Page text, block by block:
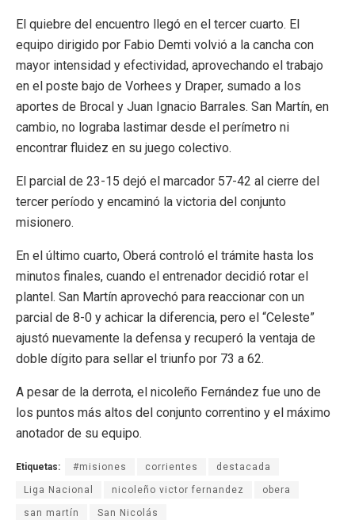
El quiebre del encuentro llegó en el tercer cuarto. El
equipo dirigido por Fabio Demti volvió a la cancha con
mayor intensidad y efectividad, aprovechando el trabajo
en el poste bajo de Vorhees y Draper, sumado a los
aportes de Brocal y Juan Ignacio Barrales. San Martín, en
cambio, no lograba lastimar desde el perímetro ni
encontrar fluidez en su juego colectivo.
El parcial de 23-15 dejó el marcador 57-42 al cierre del
tercer período y encaminó la victoria del conjunto
misionero.
En el último cuarto, Oberá controló el trámite hasta los
minutos finales, cuando el entrenador decidió rotar el
plantel. San Martín aprovechó para reaccionar con un
parcial de 8-0 y achicar la diferencia, pero el “Celeste”
ajustó nuevamente la defensa y recuperó la ventaja de
doble dígito para sellar el triunfo por 73 a 62.
A pesar de la derrota, el nicoleño Fernández fue uno de
los puntos más altos del conjunto correntino y el máximo
anotador de su equipo.
Etiquetas: #misiones corrientes destacada
Liga Nacional nicoleño victor fernandez obera
san martín San Nicolás